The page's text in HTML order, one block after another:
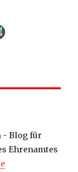
- Blog für
Ehrenamtes